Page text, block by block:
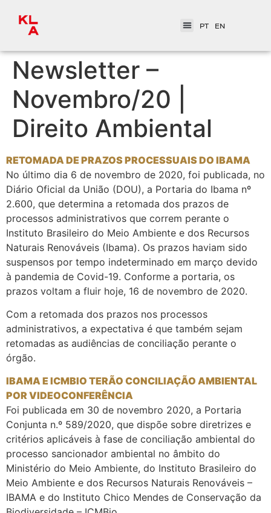
PT EN
Newsletter –
Novembro/20 |
Direito Ambiental
RETOMADA DE PRAZOS PROCESSUAIS DO IBAMA
No último dia 6 de novembro de 2020, foi publicada, no
Diário Oficial da União (DOU), a Portaria do Ibama nº
2.600, que determina a retomada dos prazos de
processos administrativos que correm perante o
Instituto Brasileiro do Meio Ambiente e dos Recursos
Naturais Renováveis (Ibama). Os prazos haviam sido
suspensos por tempo indeterminado em março devido
à pandemia de Covid-19. Conforme a portaria, os
prazos voltam a fluir hoje, 16 de novembro de 2020.
Com a retomada dos prazos nos processos
administrativos, a expectativa é que também sejam
retomadas as audiências de conciliação perante o
órgão.
IBAMA E ICMBIO TERÃO CONCILIAÇÃO AMBIENTAL
POR VIDEOCONFERÊNCIA
Foi publicada em 30 de novembro 2020, a Portaria
Conjunta n.º 589/2020, que dispõe sobre diretrizes e
critérios aplicáveis à fase de conciliação ambiental do
processo sancionador ambiental no âmbito do
Ministério do Meio Ambiente, do Instituto Brasileiro do
Meio Ambiente e dos Recursos Naturais Renováveis –
IBAMA e do Instituto Chico Mendes de Conservação da